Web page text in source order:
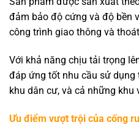
đảm bảo độ cứng và độ bền
công trình giao thông và
Với khả năng chịu tải trọng
đáp ứng tốt nhu cầu sử
khu dân cư, và cả những khu
Ưu điểm vượt trội của cống